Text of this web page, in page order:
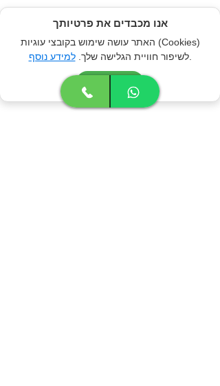
אנו מכבדים את פרטיותך
האתר עושה שימוש בקובצי עוגיות (Cookies)
לשיפור חוויית הגלישה שלך.למידע נוסף .